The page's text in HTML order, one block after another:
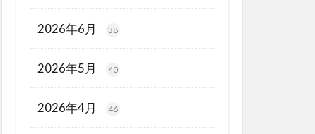
2026年6月 38
2026年5月 40
2026年4月 46